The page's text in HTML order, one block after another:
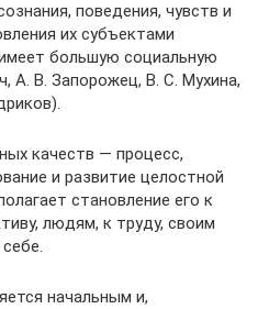
поведения, чувств и
их субъектами
большую социальную
A. B. Запорожец, В. С. Мухина,
качеств — процесс,
и развитие целостной
становление его к
людям, к труду, своим
начальным и,